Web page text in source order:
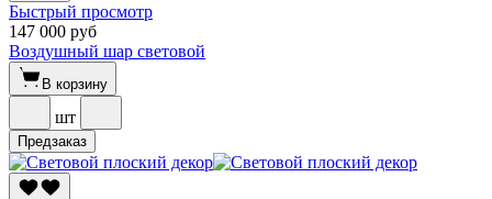
Быстрый просмотр
147 000 руб
Воздушный шар световой
В корзину
шт
Предзаказ